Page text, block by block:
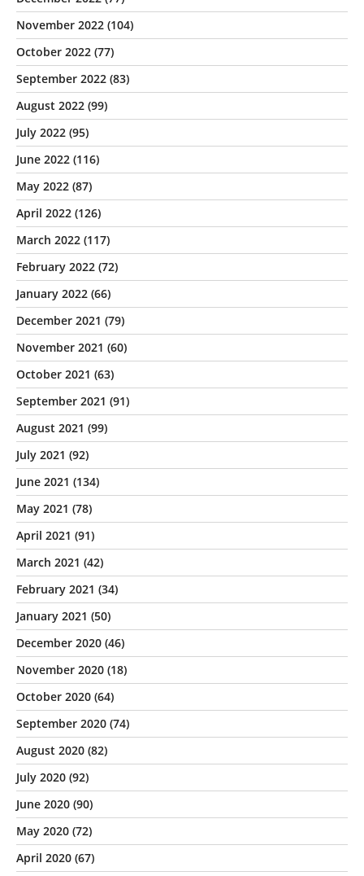
November 2022 (104)
October 2022 (77)
September 2022 (83)
August 2022 (99)
July 2022 (95)
June 2022 (116)
May 2022 (87)
April 2022 (126)
March 2022 (117)
February 2022 (72)
January 2022 (66)
December 2021 (79)
November 2021 (60)
October 2021 (63)
September 2021 (91)
August 2021 (99)
July 2021 (92)
June 2021 (134)
May 2021 (78)
April 2021 (91)
March 2021 (42)
February 2021 (34)
January 2021 (50)
December 2020 (46)
November 2020 (18)
October 2020 (64)
September 2020 (74)
August 2020 (82)
July 2020 (92)
June 2020 (90)
May 2020 (72)
April 2020 (67)